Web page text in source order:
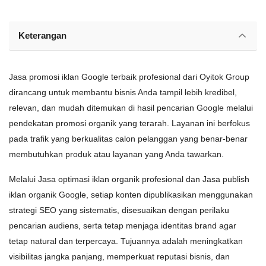
Keterangan
Jasa promosi iklan Google terbaik profesional dari Oyitok Group
dirancang untuk membantu bisnis Anda tampil lebih kredibel,
relevan, dan mudah ditemukan di hasil pencarian Google melalui
pendekatan promosi organik yang terarah. Layanan ini berfokus
pada trafik yang berkualitas calon pelanggan yang benar-benar
membutuhkan produk atau layanan yang Anda tawarkan.
Melalui Jasa optimasi iklan organik profesional dan Jasa publish
iklan organik Google, setiap konten dipublikasikan menggunakan
strategi SEO yang sistematis, disesuaikan dengan perilaku
pencarian audiens, serta tetap menjaga identitas brand agar
tetap natural dan terpercaya. Tujuannya adalah meningkatkan
visibilitas jangka panjang, memperkuat reputasi bisnis, dan